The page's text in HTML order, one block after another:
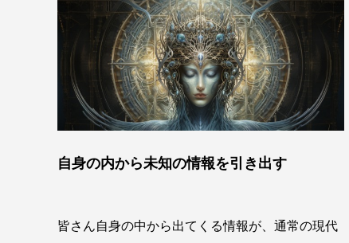
自身の内から未知の情報を引き出す
皆さん自身の中から出てくる情報が、通常の現代